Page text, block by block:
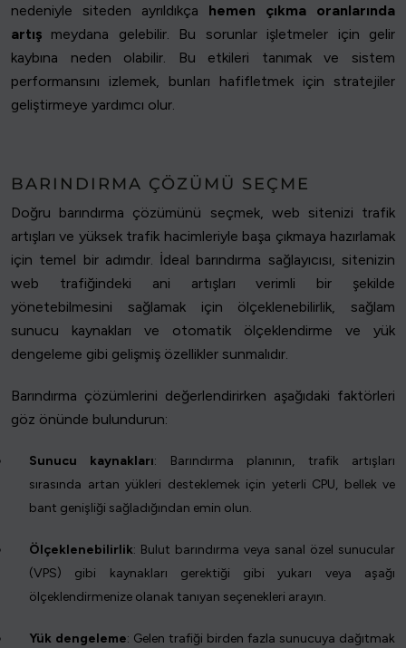
nedeniyle siteden ayrıldıkça hemen çıkma oranlarında
artış meydana gelebilir. Bu sorunlar işletmeler için gelir
kaybına neden olabilir. Bu etkileri tanımak ve sistem
performansını izlemek, bunları hafifletmek için stratejiler
geliştirmeye yardımcı olur.
BARINDIRMA ÇÖZÜMÜ SEÇME
Doğru barındırma çözümünü seçmek, web sitenizi trafik
artışları ve yüksek trafik hacimleriyle başa çıkmaya hazırlamak
için temel bir adımdır. İdeal barındırma sağlayıcısı, sitenizin
web trafiğindeki ani artışları verimli bir şekilde
yönetebilmesini sağlamak için ölçeklenebilirlik, sağlam
sunucu kaynakları ve otomatik ölçeklendirme ve yük
dengeleme gibi gelişmiş özellikler sunmalıdır.
Barındırma çözümlerini değerlendirirken aşağıdaki faktörleri
göz önünde bulundurun:
Sunucu kaynakları: Barındırma planının, trafik artışları
sırasında artan yükleri desteklemek için yeterli CPU, bellek ve
bant genişliği sağladığından emin olun.
Ölçeklenebilirlik: Bulut barındırma veya sanal özel sunucular
(VPS) gibi kaynakları gerektiği gibi yukarı veya aşağı
ölçeklendirmenize olanak tanıyan seçenekleri arayın.
Yük dengeleme: Gelen trafiği birden fazla sunucuya dağıtmak